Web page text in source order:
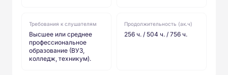
Требования к слушателям
Высшее или среднее
профессиональное
образование (ВУЗ,
колледж, техникум).
Продолжительность (ак.ч)
256 ч. / 504 ч. / 756 ч.